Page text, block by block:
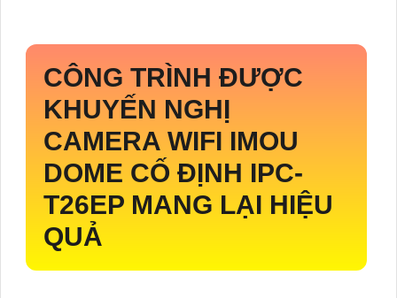
CÔNG TRÌNH ĐƯỢC
KHUYẾN NGHỊ
CAMERA WIFI IMOU
DOME CỐ ĐỊNH IPC-
T26EP MANG LẠI HIỆU
QUẢ